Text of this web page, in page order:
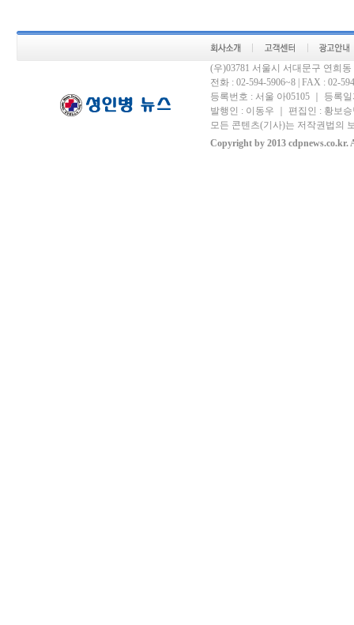
(우)03781 서울시 서대문구 연희
전화 : 02-594-5906~8 | FAX : 02-
등록번호 : 서울 아05105 ｜ 등록
발행인 : 이동우 ｜ 편집인 : 황보
모든 콘텐츠(기사)는 저작권법의
Copyright by 2013 cdpnews.co.kr.